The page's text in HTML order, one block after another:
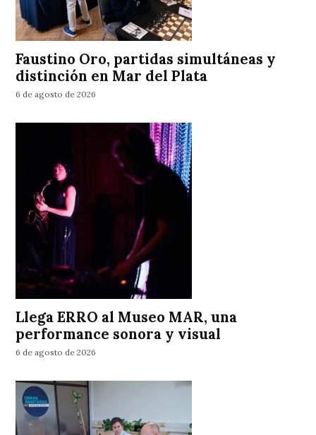
Faustino Oro, partidas simultáneas y
distinción en Mar del Plata
6 de agosto de 2026
Llega ERRO al Museo MAR, una
performance sonora y visual
6 de agosto de 2026